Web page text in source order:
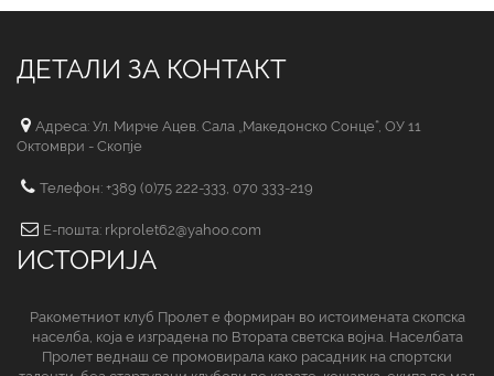
ДЕТАЛИ ЗА КОНТАКТ
Адреса: Ул. Мирче Ацев. Сала „Македонско Сонце“, ОУ 11
Октомври - Скопје
Телефон: +389 (0)75 222-333, 070 333-219
Е-пошта: rkprolet62@yahoo.com
ИСТОРИЈА
Ракометниот клуб Пролет е формиран во истоимената скопска
населба, која е изградена по Втората светска војна. Населбата
Пролет веднаш се промовирала како расадник на спортски